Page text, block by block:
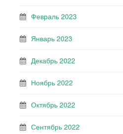
Февраль 2023
Январь 2023
Декабрь 2022
Ноябрь 2022
Октябрь 2022
Сентябрь 2022